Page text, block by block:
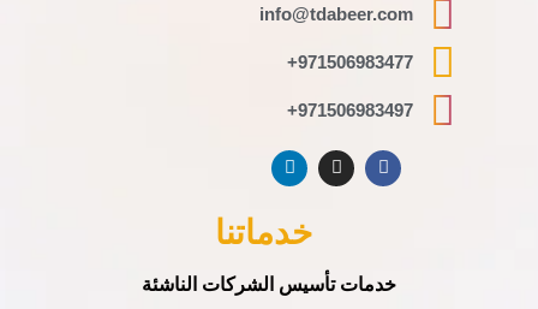
info@tdabeer.com
971506983477+
971506983497+
خدماتنا
خدمات تأسيس الشركات الناشئة